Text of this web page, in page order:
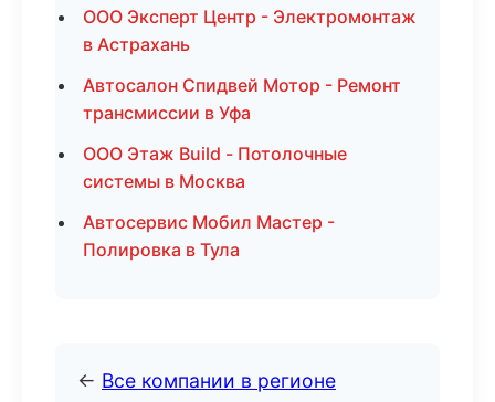
ООО Эксперт Центр - Электромонтаж
в Астрахань
Автосалон Спидвей Мотор - Ремонт
трансмиссии в Уфа
ООО Этаж Build - Потолочные
системы в Москва
Автосервис Мобил Мастер -
Полировка в Тула
← Все компании в регионе